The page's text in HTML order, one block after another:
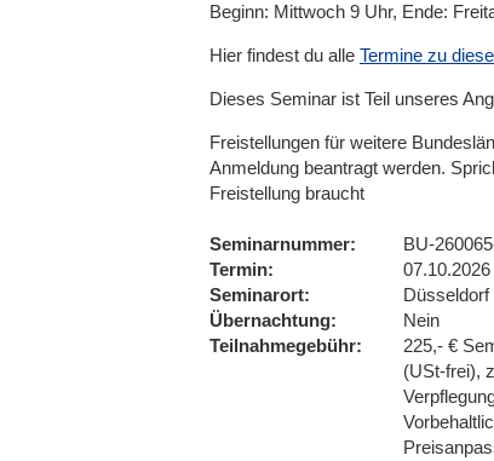
Beginn: Mittwoch 9 Uhr, Ende:
Hier findest du alle Termine zu
Dieses Seminar ist Teil unseres
Freistellungen für weitere
Anmeldung beantragt werden.
Freistellung braucht
Seminarnummer
BU-
Termin
Seminarort
Übernachtung
Nein
Teilnahmegebühr
225,- €
(USt-frei),